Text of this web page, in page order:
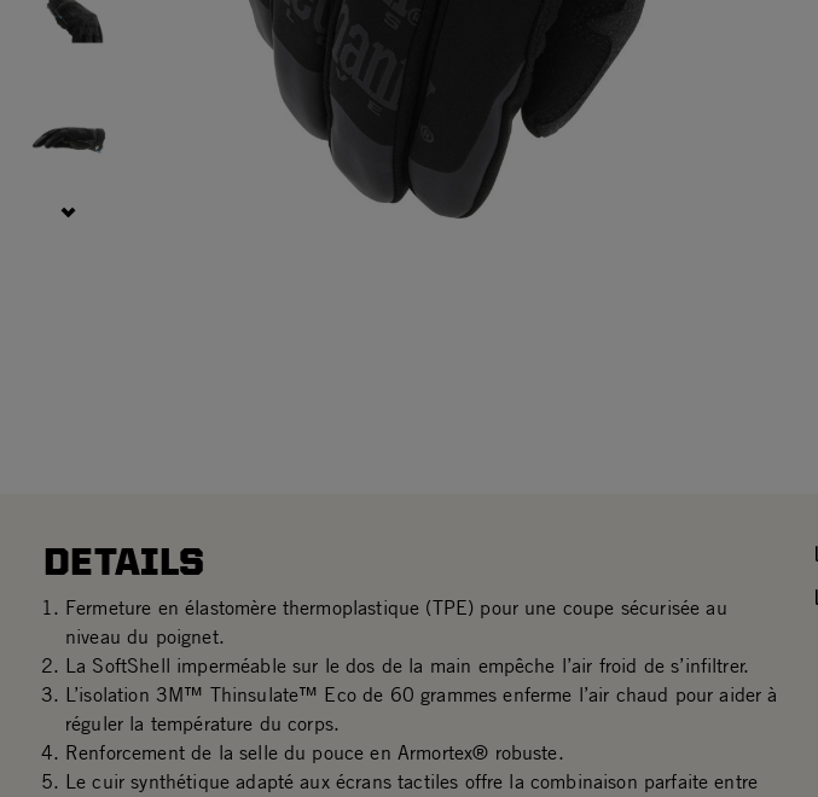
DETAILS
Fermeture en élastomère thermoplastique (TPE) pour une coupe sécurisée au
niveau du poignet.
La SoftShell imperméable sur le dos de la main empêche l’air froid de s’infiltrer.
L’isolation 3M™ Thinsulate™ Eco de 60 grammes enferme l’air chaud pour aider à
réguler la température du corps.
Renforcement de la selle du pouce en Armortex® robuste.
Le cuir synthétique adapté aux écrans tactiles offre la combinaison parfaite entre